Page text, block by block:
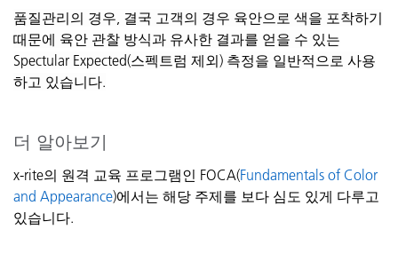
품질관리의 경우, 결국 고객의 경우 육안으로 색을 포착하기
때문에 육안 관찰 방식과 유사한 결과를 얻을 수 있는
Spectular Expected(스펙트럼 제외) 측정을 일반적으로 사용
하고 있습니다.
더 알아보기
x-rite의 원격 교육 프로그램인 FOCA(Fundamentals of Color
and Appearance)에서는 해당 주제를 보다 심도 있게 다루고
있습니다.